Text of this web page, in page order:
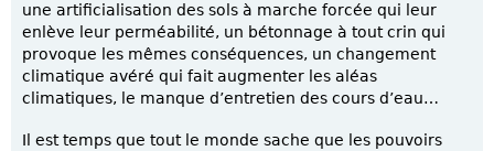
une artificialisation des sols à marche forcée qui leur
enlève leur perméabilité, un bétonnage à tout crin qui
provoque les mêmes conséquences, un changement
climatique avéré qui fait augmenter les aléas
climatiques, le manque d’entretien des cours d’eau…
Il est temps que tout le monde sache que les pouvoirs